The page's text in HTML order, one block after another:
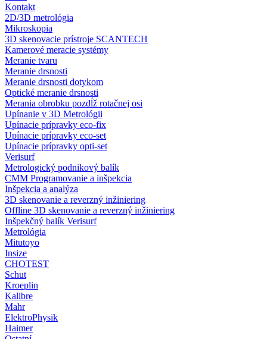
Kontakt
2D/3D metrológia
Mikroskopia
3D skenovacie prístroje SCANTECH
Kamerové meracie systémy
Meranie tvaru
Meranie drsnosti
Meranie drsnosti dotykom
Optické meranie drsnosti
Merania obrobku pozdĺž rotačnej osi
Upínanie v 3D Metrológii
Upínacie prípravky eco-fix
Upínacie prípravky eco-set
Upínacie prípravky opti-set
Verisurf
Metrologický podnikový balík
CMM Programovanie a inšpekcia
Inšpekcia a analýza
3D skenovanie a reverzný inžiniering
Offline 3D skenovanie a reverzný inžiniering
Inšpekčný balík Verisurf
Metrológia
Mitutoyo
Insize
CHOTEST
Schut
Kroeplin
Kalibre
Mahr
ElektroPhysik
Haimer